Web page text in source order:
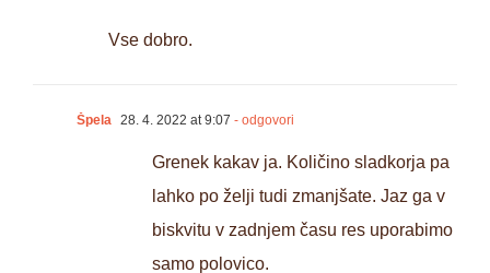
Vse dobro.
Špela 28. 4. 2022 at 9:07 - odgovori
Grenek kakav ja. Količino sladkorja pa
lahko po želji tudi zmanjšate. Jaz ga v
biskvitu v zadnjem času res uporabimo
samo polovico.